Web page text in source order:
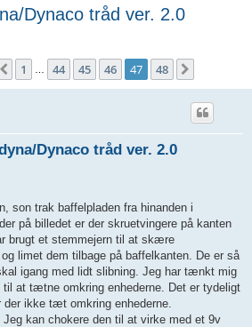
Dynaco tråd ver. 2.0
47af48
Forrige
1 44 45 46 47 48
Dynaco tråd ver. 2.0
son trak baffelpladen fra hinanden i
på billedet er der skruetvingere på kanten
brugt et stemmejern til at skære
limet dem tilbage på baffelkanten. De er så
igang med lidt slibning. Jeg har tænkt mig
at tætne omkring enhederne. Det er tydeligt
ikke tæt omkring enhederne.
Jeg kan chokere den til at virke med et 9v